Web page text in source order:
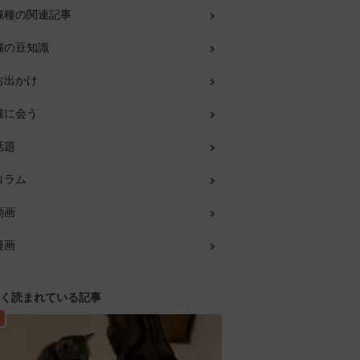
種の関連記事
の豆知識
出かけ
に会う
題
ラム
画
画
読まれている記事